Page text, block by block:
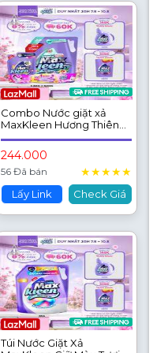
Combo Nước giặt xả
MaxKleen Hương Thiên
Nhiên Vườn Hoa Thanh
Khiết: 1 Túi 3.6kg + 1 Túi
600g
244.000
56 Đã bán ★★★★★
Lấy Link Check Giá
Túi Nước Giặt Xả